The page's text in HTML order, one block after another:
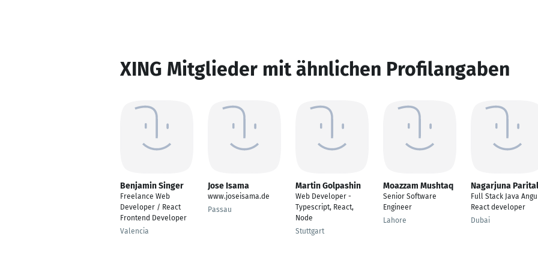
XING Mitglieder mit ähnlichen Profilangaben
Benjamin Singer
Freelance Web
Developer / React
Frontend Developer
Valencia
Jose Isama
www.joseisama.de
Passau
Martin Golpashin
Web Developer -
Typescript, React,
Node
Stuttgart
Moazzam Mushtaq
Senior Software
Engineer
Lahore
Nagarjuna
Full Stack Java
React developer
Dubai